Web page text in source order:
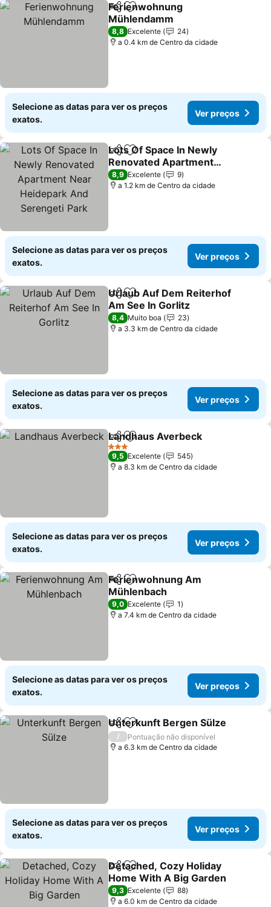
PartilharAdicionar aos favoritos
Ferienwohnung
Mühlendamm
Ver preços
8,8 Excelente
24
a 0.4 km de Centro da cidade
Selecione as datas para ver os preços
exatos.
Ver preços
PartilharAdicionar aos favoritos
Lots Of Space In Newly
Renovated Apartment
Near Heidepark And
Serengeti Park
Ver preços
8,9 Excelente
9
a 1.2 km de Centro da cidade
Selecione as datas para ver os preços
exatos.
Ver preços
PartilharAdicionar aos favoritos
Urlaub Auf Dem Reiterhof
Am See In Gorlitz
Ver preços
8,4 Muito boa
23
a 3.3 km de Centro da cidade
Selecione as datas para ver os preços
exatos.
Ver preços
PartilharAdicionar aos favoritos
Landhaus Averbeck
3 Estrelas
9,5 Excelente
545
a 8.3 km de Centro da cidade
Selecione as datas para ver os preços
exatos.
Ver preços
PartilharAdicionar aos favoritos
Ferienwohnung Am
Mühlenbach
Ver preços
9,0 Excelente
1
a 7.4 km de Centro da cidade
Selecione as datas para ver os preços
exatos.
Ver preços
PartilharAdicionar aos favoritos
Unterkunft Bergen Sülze
/
Pontuação não disponível
a 6.3 km de Centro da cidade
Selecione as datas para ver os preços
exatos.
Ver preços
PartilharAdicionar aos favoritos
Detached, Cozy Holiday
Home With A Big Garden
Ver preços
9,3 Excelente
88
a 6.0 km de Centro da cidade